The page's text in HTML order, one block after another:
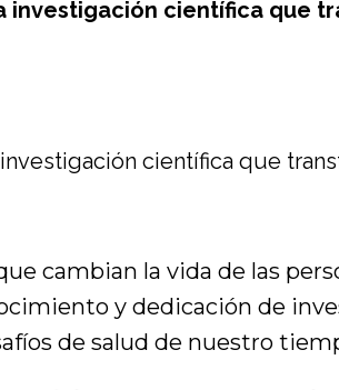
investigación científica que
cambian la vida de las
y dedicación de
de salud de nuestro